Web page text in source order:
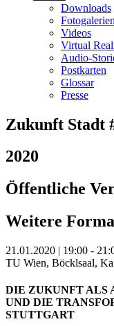
Downloads
Fotogalerien
Videos
Virtual
Audio-
Postkarten
Glossar
Presse
Zukunft Stadt
2020
Öffentliche
Weitere
21.01.2020 | 19:00 -
TU Wien, Böcklsaal,
DIE ZUKUNFT ALS
UND DIE
STUTTGART